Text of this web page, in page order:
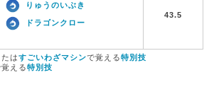
りゅうのいぶき
ドラゴンクロー
43.5
はすごいわざマシンで覚える特別技
える特別技